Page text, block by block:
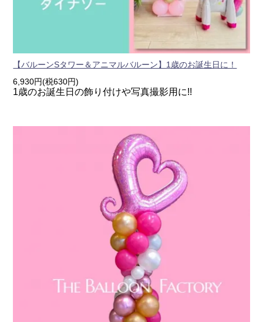
【バルーンSタワー＆アニマルバルーン】1歳のお誕生日に！
6,930円(税630円)
1歳のお誕生日の飾り付けや写真撮影用に!!